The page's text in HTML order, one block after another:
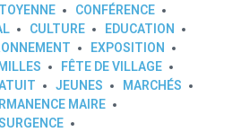
CONFÉRENCE
CULTURE
EDUCATION
EXPOSITION
FÊTE DE VILLAGE
JEUNES
MARCHÉS
MAIRE